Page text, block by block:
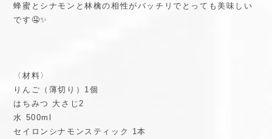
蜂蜜とシナモンと林檎の相性がバッチリでとっても美味しい
です🤤✨
〈材料〉
りんご（薄切り）1個
はちみつ 大さじ2
水 500ml
セイロンシナモンスティック 1本